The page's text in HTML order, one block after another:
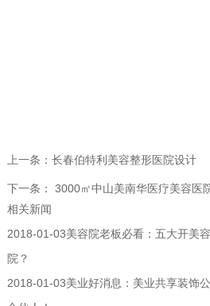
上一条： 长春伯特利美容整形医院设计
下一条： 3000㎡中山美南华医疗美容医
相关新闻
2018-01-03美容院老板必看：五大开美
院？
2018-01-03美业好消息：美业共享装饰